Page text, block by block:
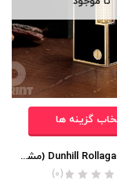
گزینه ها
فندک گازی Dunhill Rollagas (مشکی لاکی) اورجینال
(0)